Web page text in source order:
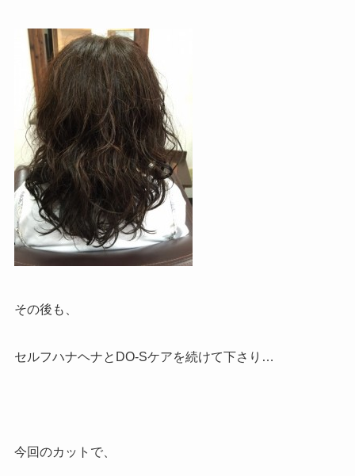
その後も、
セルフハナヘナとDO-Sケアを続けて下さり…
今回のカットで、